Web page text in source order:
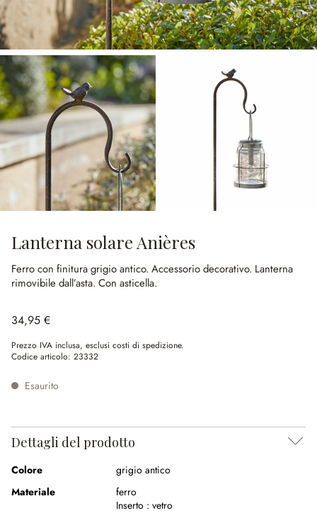
Lanterna solare Anières
Ferro con finitura grigio antico. Accessorio decorativo. Lanterna
rimovibile dall’asta. Con asticella.
34,95 €
Prezzo IVA inclusa, esclusi costi di spedizione.
Codice articolo: 23332
Esaurito
Dettagli del prodotto
Colore
grigio antico
Materiale
ferro
Inserto : vetro